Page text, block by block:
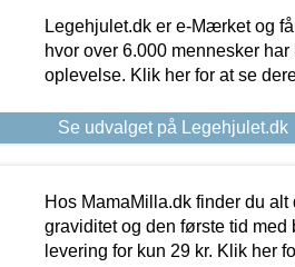
Legehjulet.dk er e-Mærket og
hvor over 6.000 mennesker
oplevelse. Klik her for at se
Se udvalget på Legehjulet.dk
Hos MamaMilla.dk finder du
graviditet og den første tid med
levering for kun 29 kr. Klik her